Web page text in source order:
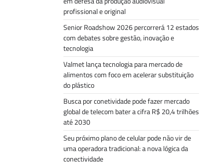
profissional e original
Senior Roadshow 2026 percorrerá 12 estados
com debates sobre gestão, inovação e
tecnologia
Valmet lança tecnologia para mercado de
alimentos com foco em acelerar substituição
do plástico
Busca por conetividade pode fazer mercado
global de telecom bater a cifra R$ 20,4 trilhões
até 2030
Seu próximo plano de celular pode não vir de
uma operadora tradicional: a nova lógica da
conectividade